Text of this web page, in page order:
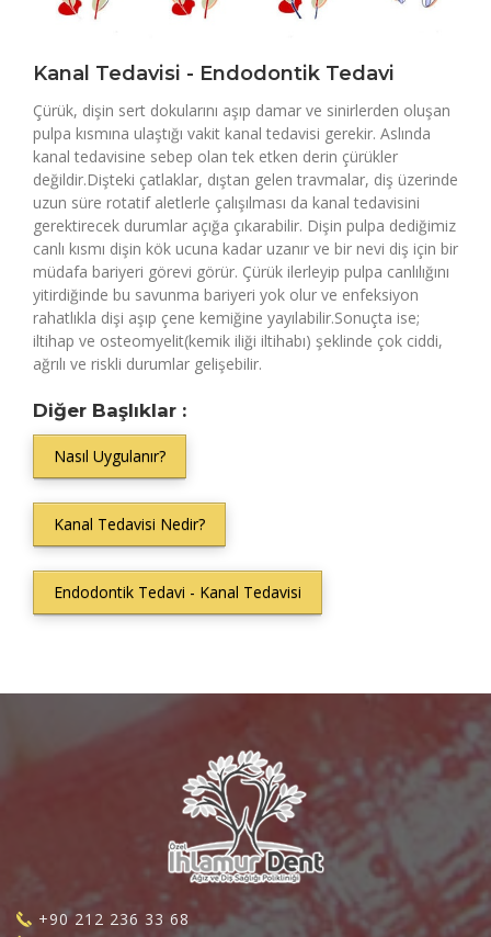
Kanal Tedavisi - Endodontik Tedavi
Çürük, dişin sert dokularını aşıp damar ve sinirlerden oluşan
pulpa kısmına ulaştığı vakit kanal tedavisi gerekir. Aslında
kanal tedavisine sebep olan tek etken derin çürükler
değildir.Dişteki çatlaklar, dıştan gelen travmalar, diş üzerinde
uzun süre rotatif aletlerle çalışılması da kanal tedavisini
gerektirecek durumlar açığa çıkarabilir. Dişin pulpa dediğimiz
canlı kısmı dişin kök ucuna kadar uzanır ve bir nevi diş için bir
müdafa bariyeri görevi görür. Çürük ilerleyip pulpa canlılığını
yitirdiğinde bu savunma bariyeri yok olur ve enfeksiyon
rahatlıkla dişi aşıp çene kemiğine yayılabilir.Sonuçta ise;
iltihap ve osteomyelit(kemik iliği iltihabı) şeklinde çok ciddi,
ağrılı ve riskli durumlar gelişebilir.
Diğer Başlıklar :
Nasıl Uygulanır?
Kanal Tedavisi Nedir?
Endodontik Tedavi - Kanal Tedavisi
+90 212 236 33 68